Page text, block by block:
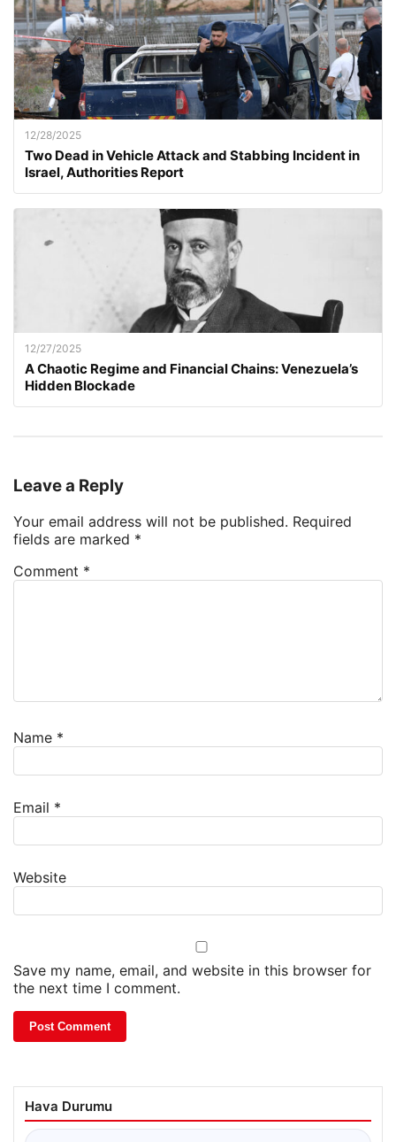
12/28/2025
Two Dead in Vehicle Attack and Stabbing Incident in
Israel, Authorities Report
12/27/2025
A Chaotic Regime and Financial Chains: Venezuela’s
Hidden Blockade
Leave a Reply
Your email address will not be published. Required
fields are marked *
Comment *
Name *
Email *
Website
Save my name, email, and website in this browser for
the next time I comment.
Hava Durumu